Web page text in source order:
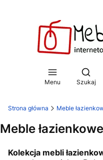
Menu Szukaj
Strona główna Meble
Meble
Kolekcja mebli